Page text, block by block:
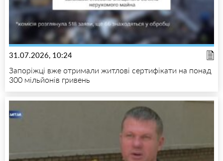
31.07.2026, 10:24
Запоріжці вже отримали житлові сертифікати на понад
300 мільйонів гривень